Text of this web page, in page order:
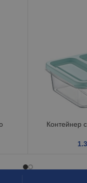
Контейнер